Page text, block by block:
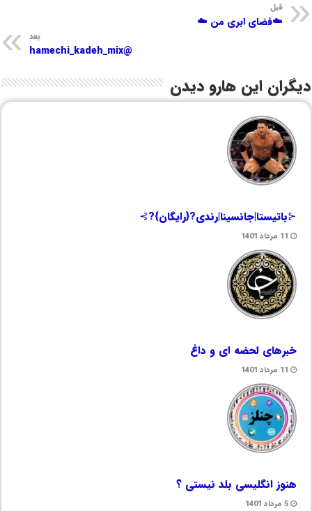
قبل
☁️فضای ابری من ☁️
بعد
@hamechi_kadeh_mix
دیگران این هارو دیدن
⊰باتیستا|جانسینا|رندی?{رایگان}?⊱
11 مرداد 1401
خبرهای لحضه ای و داغ
11 مرداد 1401
هنوز انگلیسی بلد نیستی ؟
5 مرداد 1401